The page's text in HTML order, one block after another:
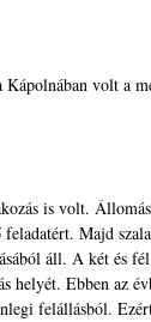
volt a
is volt.
Majd
áll. A két és
helyét. Ebben az
felállásból.